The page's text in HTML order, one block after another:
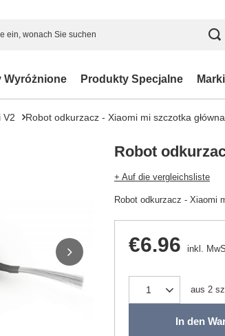
Wyróżnione Produkty Specjalne Marki
V2 Robot odkurzacz - Xiaomi mi szczotka główna
Robot
+ Auf die vergleichsliste
Robot odkurzacz - Xiaomi
€6.96 inkl.
aus 2
In den